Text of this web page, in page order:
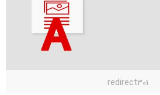
redirect301